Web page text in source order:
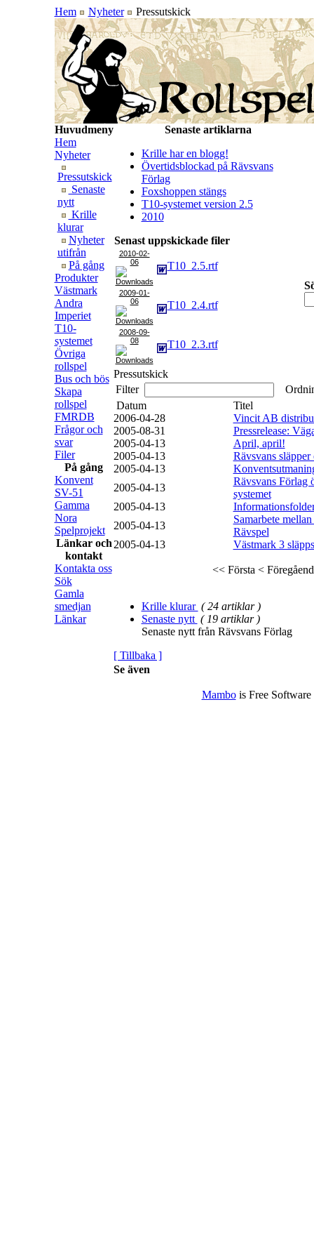
Hem Nyheter Pressutskick
Huvudmeny
Hem
Nyheter
Pressutskick
Senaste
nytt
Krille
klurar
Nyheter
utifrån
På gång
Produkter
Västmark
Andra
Imperiet
T10-
systemet
Övriga
rollspel
Bus och bös
Skapa
rollspel
FMRDB
Frågor och
svar
Filer
På gång
Konvent
SV-51
Gamma
Nora
Spelprojekt
Länkar och
kontakt
Kontakta oss
Sök
Gamla
smedjan
Länkar
Senaste artiklarna
Krille har en blogg!
Övertidsblockad på Rävsvans
Förlag
Foxshoppen stängs
T10-systemet version 2.5
2010
Senast uppskickade filer
2010-02-
06
T10_2.5.rtf
2009-01-
06
T10_2.4.rtf
2008-09-
08
T10_2.3.rtf
Pressutskick
Filter
Datum
Titel
2006-04-28
Vincit AB
2005-08-31
Pressrelease:
2005-04-13
April, april!
2005-04-13
Rävsvans
2005-04-13
2005-04-13
Rävsvans Förlag
systemet
2005-04-13
2005-04-13
Samarbete
Rävspel
2005-04-13
Västmark 3
<< Första <
Krille klurar ( 24 artiklar )
Senaste nytt ( 19 artiklar )
Senaste nytt från Rävsvans Förlag
[ Tillbaka ]
Se även
Mambois Free Software